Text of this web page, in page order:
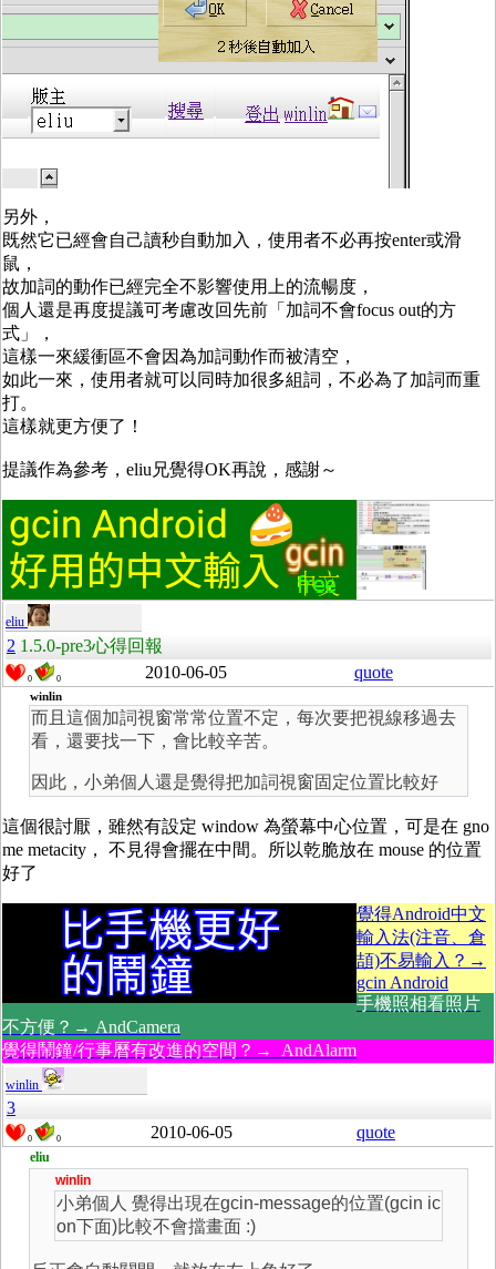
另外，
既然它已經會自己讀秒自動加入，使用者不必再按enter或滑
鼠，
故加詞的動作已經完全不影響使用上的流暢度，
個人還是再度提議可考慮改回先前「加詞不會focus out的方
式」，
這樣一來緩衝區不會因為加詞動作而被清空，
如此一來，使用者就可以同時加很多組詞，不必為了加詞而重
打。
這樣就更方便了！
提議作為參考，eliu兄覺得OK再說，感謝～
eliu
2 1.5.0-pre3心得回報
0 0 2010-06-05 quote
winlin
而且這個加詞視窗常常位置不定，每次要把視線移過去
看，還要找一下，會比較辛苦。
因此，小弟個人還是覺得把加詞視窗固定位置比較好
這個很討厭，雖然有設定 window 為螢幕中心位置，可是在 gno
me metacity， 不見得會擺在中間。所以乾脆放在 mouse 的位置
好了
覺得Android中文
輸入法(注音、倉
頡)不易輸入？→
gcin Android
手機照相看照片
不方便？→ AndCamera
覺得鬧鐘/行事曆有改進的空間？→ AndAlarm
winlin
3
0 0 2010-06-05 quote
eliu
winlin
小弟個人 覺得出現在gcin-message的位置(gcin ic
on下面)比較不會擋畫面 :)